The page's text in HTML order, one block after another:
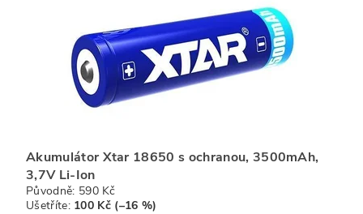
Akumulátor Xtar 18650 s ochranou, 3500mAh,
3,7V Li-Ion
Původně: 590 Kč
Ušetříte: 100 Kč (–16 %)